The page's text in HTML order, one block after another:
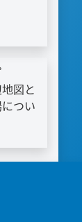
図と
つい